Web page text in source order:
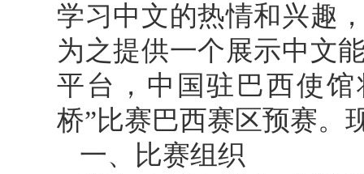
学习中文的热情和兴趣
为之提供一个展示中文
平台，中国驻巴西使
桥”比赛巴西赛区预赛。
一、比赛组织